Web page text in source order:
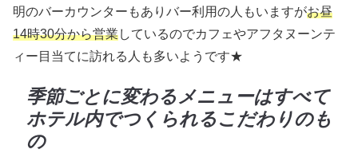
明のバーカウンターもありバー利用の人もいますがお昼
14時30分から営業しているのでカフェやアフタヌーンテ
ィー目当てに訪れる人も多いようです★
季節ごとに変わるメニューはすべて
ホテル内でつくられるこだわりのも
の